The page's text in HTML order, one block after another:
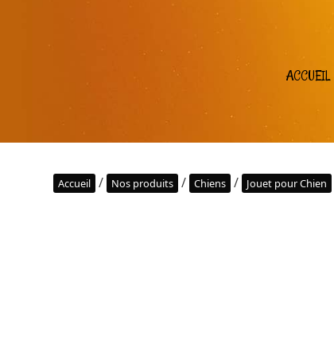
ACCUEIL
Accueil / Nos produits / Chiens / Jouet pour Chien